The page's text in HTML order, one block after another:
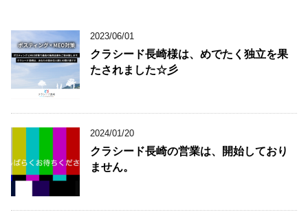
2023/06/01
クラシード長崎様は、めでたく独立を果
たされました☆彡
2024/01/20
クラシード長崎の営業は、開始しており
ません。